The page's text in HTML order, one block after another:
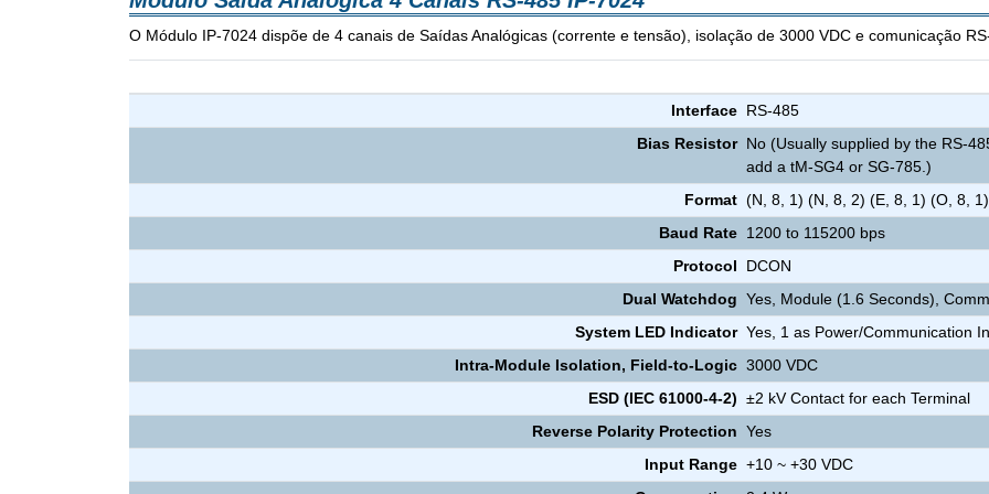
O Módulo IP-7024 dispõe de 4 canais de Saídas Analógicas (corrente e tensão), isolação de 3000 VDC e comunicação
Interface RS-485
Bias Resistor No (Usually supplied by the RS-
add a tM-SG4 or SG-785.)
Format (N, 8, 1) (N, 8, 2) (E, 8, 1) (O, 8, 1)
Baud Rate 1200 to 115200 bps
Protocol
DCON
Dual Watchdog Yes, Module (1.6 Seconds),
System LED Indicator Yes, 1 as Power/Communication
Intra-Module Isolation, Field-to-Logic 3000 VDC
ESD (IEC 61000-4-2) ±2 kV Contact for each Terminal
Reverse Polarity Protection Yes
Input Range +10 ~ +30 VDC